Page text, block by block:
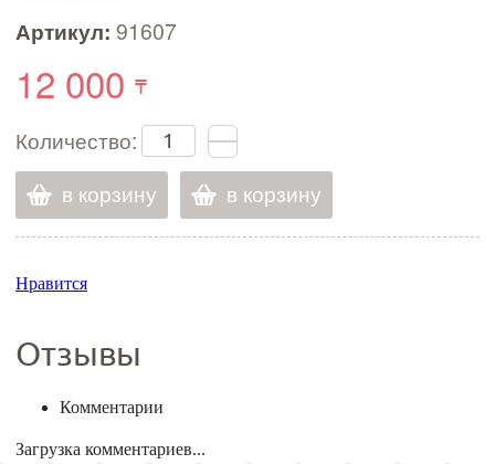
Артикул: 91607
12 000
Количество:
в корзину
в корзину
Нравится
Отзывы
Комментарии
Загрузка комментариев...